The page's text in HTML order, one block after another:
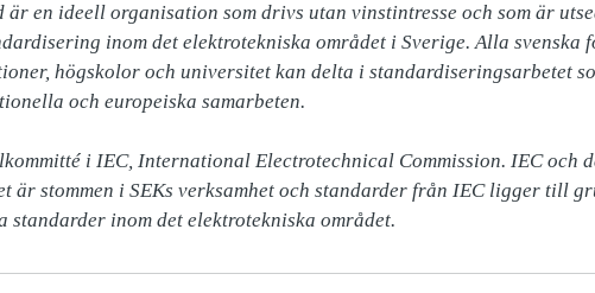
är en ideell organisation som drivs utan vinstintresse och som är
inom det elektrotekniska området i Sverige. Alla svenska
högskolor och universitet kan delta i standardiseringsarbetet
och europeiska samarbeten.
i IEC, International Electrotechnical Commission. IEC och
är stommen i SEKs verksamhet och standarder från IEC ligger till
standarder inom det elektrotekniska området.